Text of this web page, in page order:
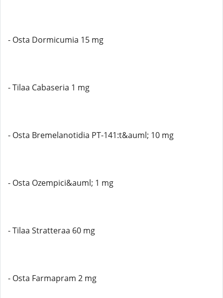
- Osta Dormicumia 15 mg
- Tilaa Cabaseria 1 mg
- Osta Bremelanotidia PT-141:t&auml; 10 mg
- Osta Ozempici&auml; 1 mg
- Tilaa Stratteraa 60 mg
- Osta Farmapram 2 mg